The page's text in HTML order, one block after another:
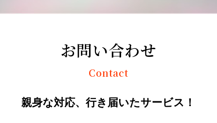
お問い合わせ
Contact
親身な対応、行き届いたサービス！